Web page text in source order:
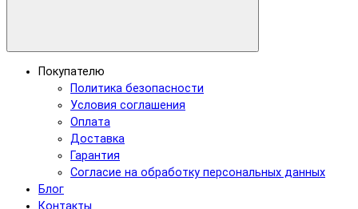
Покупателю
Политика безопасности
Условия соглашения
Оплата
Доставка
Гарантия
Согласие на обработку персональных данных
Блог